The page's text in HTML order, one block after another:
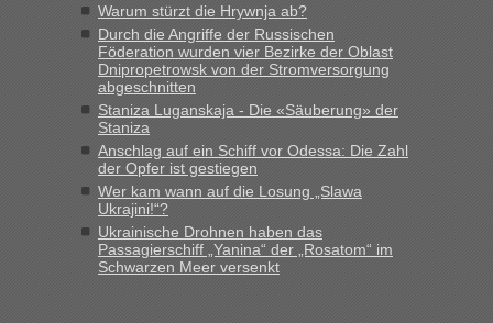
Warum stürzt die Hrywnja ab?
Durch die Angriffe der Russischen
Föderation wurden vier Bezirke der Oblast
Dnipropetrowsk von der Stromversorgung
abgeschnitten
Staniza Luganskaja - Die «Säuberung» der
Staniza
Anschlag auf ein Schiff vor Odessa: Die Zahl
der Opfer ist gestiegen
Wer kam wann auf die Losung „Slawa
Ukrajini!“?
Ukrainische Drohnen haben das
Passagierschiff „Yanina“ der „Rosatom“ im
Schwarzen Meer versenkt